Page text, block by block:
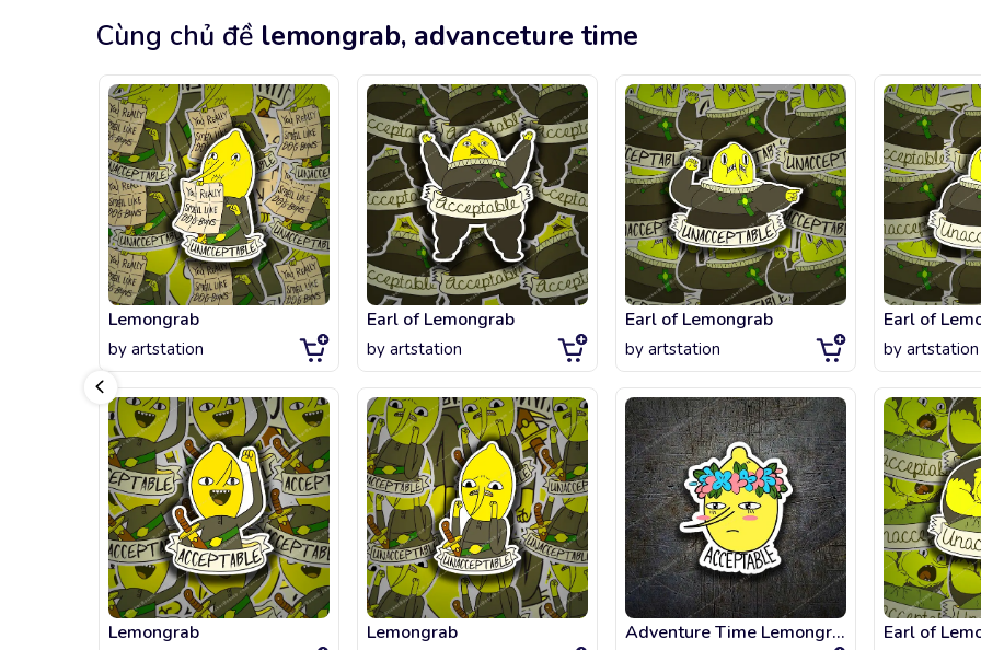
Cùng chủ đề lemongrab, advanceture time
Lemongrab
by artstation
Lemongrab
Earl of Lemongrab
by artstation
Lemongrab
Earl of Lemongrab
by artstation
Adventure Time Lemongrab Acceptable
Earl of
by artstation
Earl of